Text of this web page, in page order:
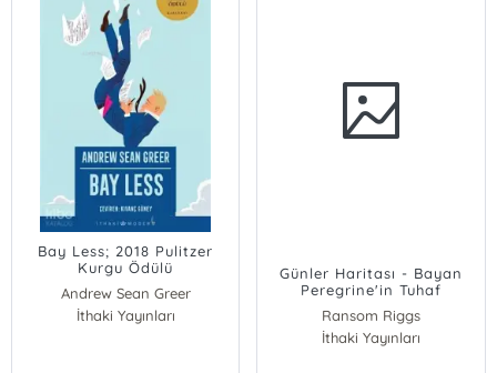
Bay Less; 2018 Pulitzer
Kurgu Ödülü
Andrew Sean Greer
İthaki Yayınları
Günler Haritası - Bayan
Peregrine'in Tuhaf
Ransom Riggs
İthaki Yayınları